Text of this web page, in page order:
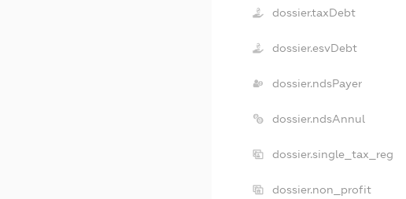
dossier.taxDebt
dossier.esvDebt
dossier.ndsPayer
dossier.ndsAnnul
dossier.single_tax_reg
dossier.non_profit